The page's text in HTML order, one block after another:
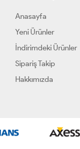
Anasayfa
Yeni Ürünler
İndirimdeki Ürünler
Sipariş Takip
Hakkımızda